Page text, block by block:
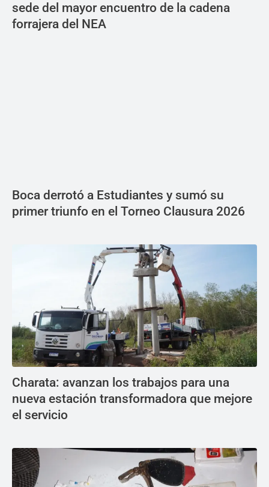
sede del mayor encuentro de la cadena
forrajera del NEA
Boca derrotó a Estudiantes y sumó su
primer triunfo en el Torneo Clausura 2026
Charata: avanzan los trabajos para una
nueva estación transformadora que mejore
el servicio